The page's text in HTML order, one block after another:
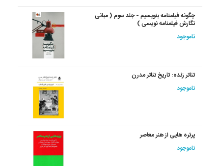
چگونه فیلمنامه بنویسیم - جلد سوم ( مبانی
نگارش فیلمنامه نویسی )
ناموجود
تئاتر زنده: تاریخ تئاتر مدرن
ناموجود
پرتره هایی از هنر معاصر
ناموجود